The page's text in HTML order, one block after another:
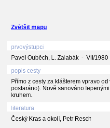
Zvětšit mapu
prvovýstupci
Pavel Ouběch, L. Zalabák - VII/1980
popis cesty
Přímo z cesty za klášterem vpravo
postaráno). Nově sanováno
kruhem.
literatura
Český Kras a okolí, Petr Resch